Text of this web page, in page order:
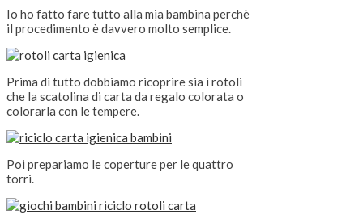
Io ho fatto fare tutto alla mia bambina perchè
il procedimento è davvero molto semplice.
Prima di tutto dobbiamo ricoprire sia i rotoli
che la scatolina di carta da regalo colorata o
colorarla con le tempere.
Poi prepariamo le coperture per le quattro
torri.